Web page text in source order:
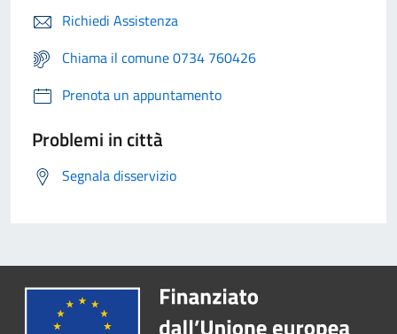
Richiedi Assistenza
Chiama il comune 0734 760426
Prenota un appuntamento
Problemi in città
Segnala disservizio